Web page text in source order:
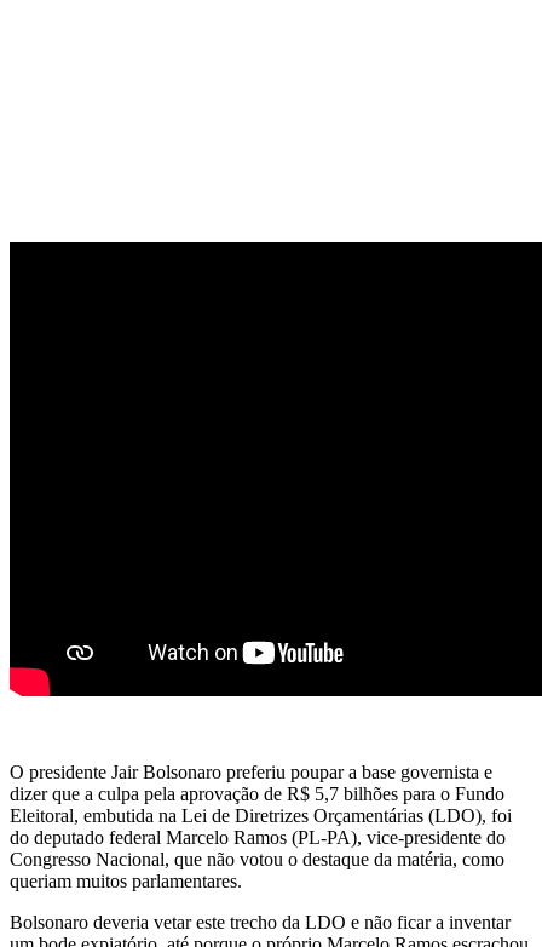
O presidente Jair Bolsonaro preferiu poupar a base governista e
dizer que a culpa pela aprovação de R$ 5,7 bilhões para o Fundo
Eleitoral, embutida na Lei de Diretrizes Orçamentárias (LDO), foi
do deputado federal Marcelo Ramos (PL-PA), vice-presidente do
Congresso Nacional, que não votou o destaque da matéria, como
queriam muitos parlamentares.
Bolsonaro deveria vetar este trecho da LDO e não ficar a inventar